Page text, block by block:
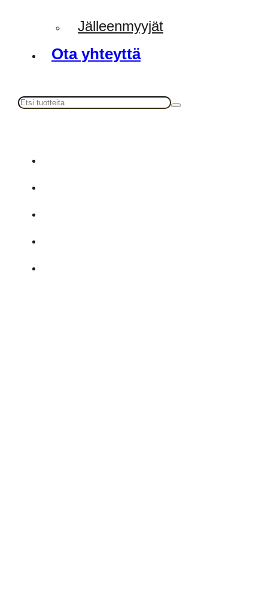
Jälleenmyyjät
Ota yhteyttä
Haku